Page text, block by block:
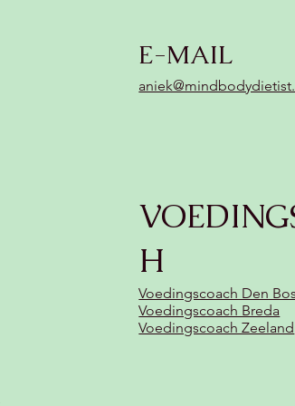
E-MAIL
H
Voedingscoach Den
Voedingscoach Breda
Voedingscoach Zeeland